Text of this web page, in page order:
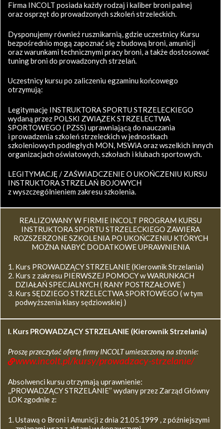
Firma INCOLT posiada każdy rodzaj i kaliber broni palnej
oraz osprzęt do prowadzonych szkoleń strzeleckich.
Dysponujemy również rusznikarnią, gdzie uczestnicy Kursu
bezpośrednio mogą zapoznać się z budową broni, amunicji
oraz warunkami technicznymi pracy broni, a także dostosować
tuning broni do prowadzonych strzelań.
Uczestnicy kursu po zaliczeniu egzaminu końcowego
otrzymują:
Legitymację INSTRUKTORA SPORTU STRZELECKIEGO
wydaną przez POLSKI ZWIĄZEK STRZELECTWA
SPORTOWEGO ( PZSS) uprawniającą do nauczania
i prowadzenia szkoleń strzeleckich w jednostkach
szkoleniowych podległych MON, MSWiA oraz wszelkich innych
organizacjach oświatowych, szkołach i klubach sportowych.
LEGITYMACJĘ / ZAŚWIADCZENIE O UKOŃCZENIU KURSU
INSTRUKTORA STRZELAŃ BOJOWYCH
z wyszczególnieniem zakresu szkolenia.
REALIZOWANY W FIRMIE INCOLT PROGRAM KURSU
INSTRUKTORA SPORTU STRZELECKIEGO ZAWIERA
ROZSZERZONE SZKOLENIA PO UKOŃCZENIU KTÓRYCH
MOŻNA NABYĆ DODATKOWE UPRAWNIENIA
Kurs PROWADZĄCY STRZELANIE (Kierownik Strzelania)
Kurs z zakresu PIERWSZEJ POMOCY w WARUNKACH
DZIAŁAŃ SPECJALNYCH ( RANY POSTRZAŁOWE )
Kurs SĘDZIEGO STRZELECTWA SPORTOWEGO ( w tym
podwyższenia klasy sędziowskiej )
I. Kurs PROWADZĄCY STRZELANIE (Kierownik Strzelania)
Proszę przeczytać ofertę firmy INCOLT umieszczoną na stronie:
www.incolt.pl/kursy/prowadzacy-strzelanie/
Absolwenci kursu otrzymają uprawnienie:
,,PROWADZĄCY STRZELANIE’’ wydany przez Zarząd Główny
LOK zgodnie z:
Ustawą o Broni i Amunicji z dnia 21.05.1999 , z późniejszymi